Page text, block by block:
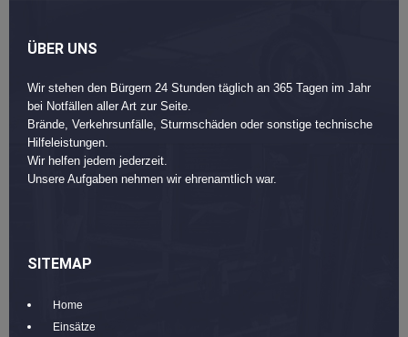
ÜBER UNS
Wir stehen den Bürgern 24 Stunden täglich an 365 Tagen im Jahr
bei Notfällen aller Art zur Seite.
Brände, Verkehrsunfälle, Sturmschäden oder sonstige technische
Hilfeleistungen.
Wir helfen jedem jederzeit.
Unsere Aufgaben nehmen wir ehrenamtlich war.
SITEMAP
Home
Einsätze